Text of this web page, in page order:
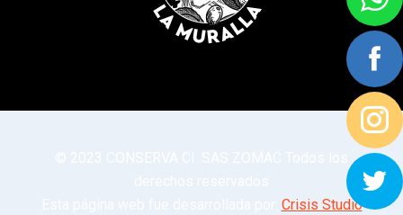
Crisis Studio